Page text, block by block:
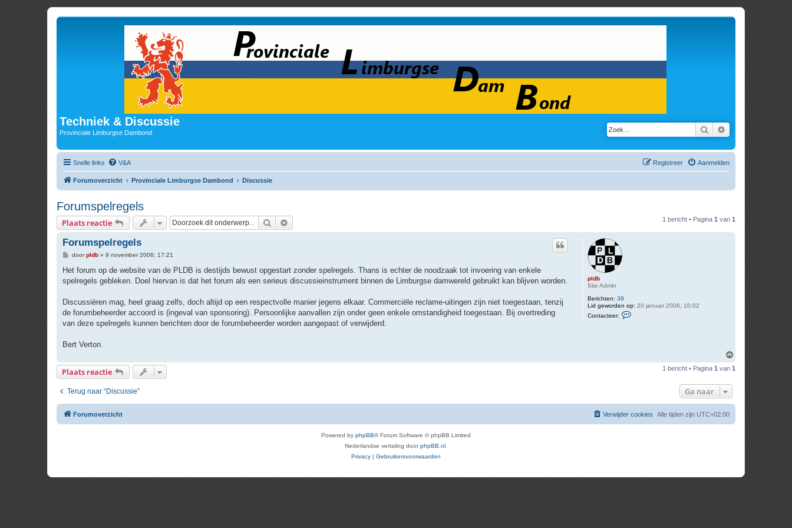
Techniek & Discussie
Provinciale Limburgse Dambond Zoek Uitgebreid zoeken
Snelle links V&A Aanmelden
Registreer
Forumoverzicht Provinciale Limburgse Dambond Discussie
Forumspelregels
Plaats reactie Zoek 1 bericht • Pagina 1 van 1
pldb
Site Admin
Berichten: 39
Lid geworden op: 20 januari 2006; 10:02
Contacteer:
e
b
Forumspelregels
B
r
c
doorpldb» 9 november 2006; 17:21
Het forum op de website van de PLDB is destijds bewust opgestart zonder spelregels. Thans is echter de noodzaak tot invoering van enkele
spelregels gebleken. Doel hiervan is dat het forum als een serieus discussieinstrument binnen de Limburgse damwereld gebruikt kan blijven worden.
Discussiëren mag, heel graag zelfs, doch altijd op een respectvolle manier jegens elkaar. Commerciële reclame-uitingen zijn niet toegestaan, tenzij
de forumbeheerder accoord is (ingeval van sponsoring). Persoonlijke aanvallen zijn onder geen enkele omstandigheid toegestaan. Bij overtreding
van deze spelregels kunnen berichten door de forumbeheerder worden aangepast of verwijderd.
Bert Verton.
h
Plaats reactie 1 bericht • Pagina 1 van 1
Terug naar “Discussie” Ga naar
Forumoverzicht Alle tijden zijn UTC+02:00
Verwijder cookies
Powered by phpBB® Forum Software © phpBB Limited
Nederlandse vertaling doorphpBB.nl
Privacy | Gebruikersvoorwaarden